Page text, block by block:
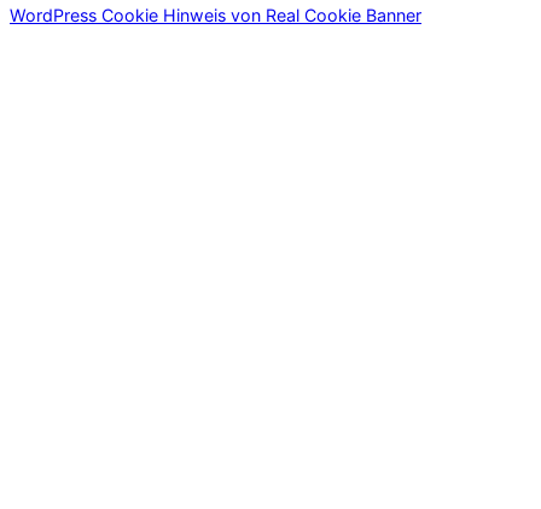
WordPress Cookie Hinweis von Real Cookie Banner